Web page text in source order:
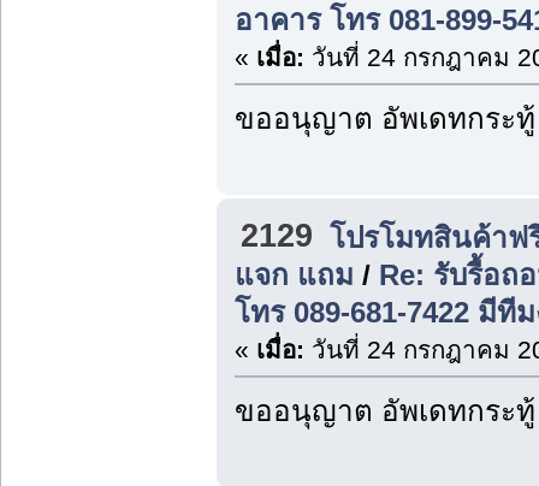
อาคาร โทร 081-899-
« เมื่อ: วันที่ 24 กรกฎาคม
ขออนุญาต อัพเดทกระทู้
2129 โปรโมทสินค้าฟ
แจก แถม / Re: รับรื้อถ
โทร 089-681-7422 มี
« เมื่อ: วันที่ 24 กรกฎาคม
ขออนุญาต อัพเดทกระทู้